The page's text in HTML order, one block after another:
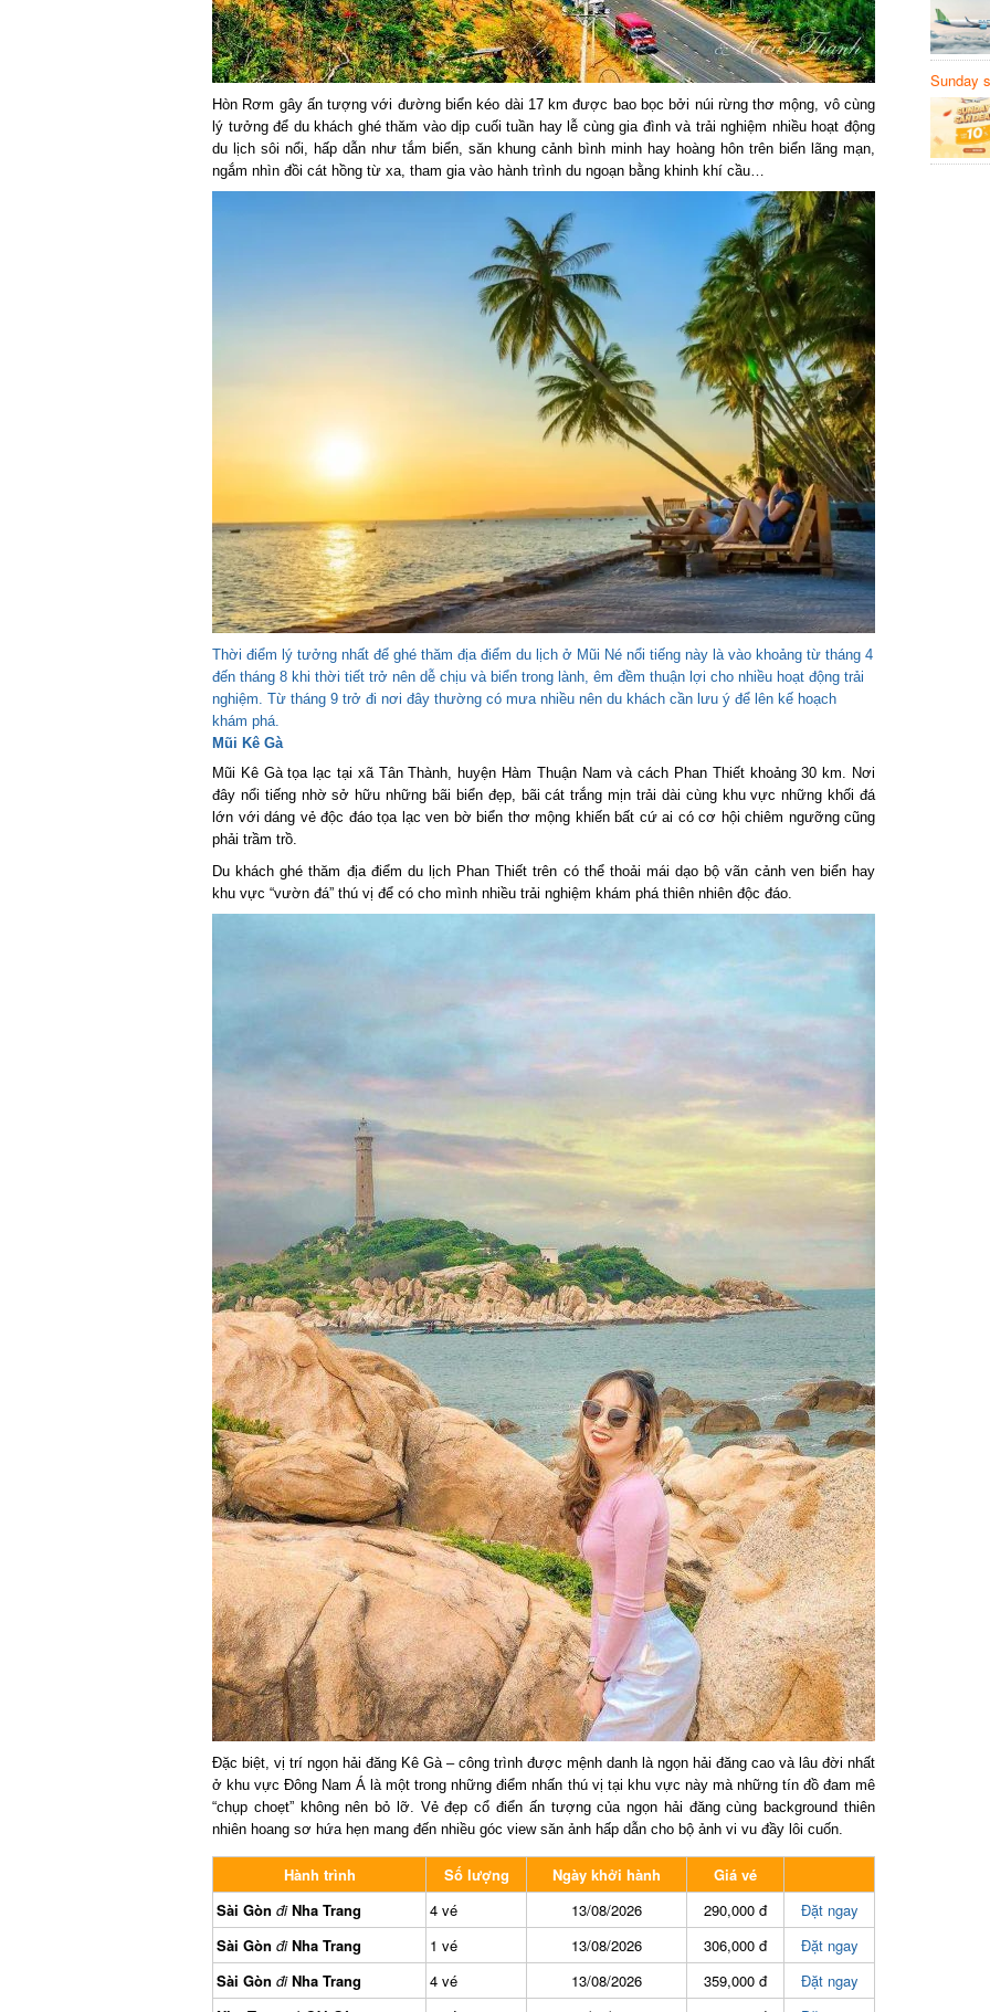
Hòn Rơm gây ấn tượng với đường biển kéo dài 17 km được bao bọc bởi núi rừng thơ mộng, vô cùng
lý tưởng để du khách ghé thăm vào dịp cuối tuần hay lễ cùng gia đình và trải nghiệm nhiều hoạt động
du lịch sôi nổi, hấp dẫn như tắm biển, săn khung cảnh bình minh hay hoàng hôn trên biển lãng mạn,
ngắm nhìn đồi cát hồng từ xa, tham gia vào hành trình du ngoạn bằng khinh khí cầu…
Thời điểm lý tưởng nhất để ghé thăm địa điểm du lịch ở Mũi Né nổi tiếng này là vào khoảng từ tháng 4
đến tháng 8 khi thời tiết trở nên dễ chịu và biển trong lành, êm đềm thuận lợi cho nhiều hoạt động trải
nghiệm. Từ tháng 9 trở đi nơi đây thường có mưa nhiều nên du khách cần lưu ý để lên kế hoạch
khám phá.
Mũi Kê Gà
Mũi Kê Gà tọa lạc tại xã Tân Thành, huyện Hàm Thuận Nam và cách Phan Thiết khoảng 30 km. Nơi
đây nổi tiếng nhờ sở hữu những bãi biển đẹp, bãi cát trắng mịn trải dài cùng khu vực những khối đá
lớn với dáng vẻ độc đáo tọa lạc ven bờ biển thơ mộng khiến bất cứ ai có cơ hội chiêm ngưỡng cũng
phải trầm trồ.
Du khách ghé thăm địa điểm du lịch Phan Thiết trên có thể thoải mái dạo bộ vãn cảnh ven biển hay
khu vực “vườn đá” thú vị để có cho mình nhiều trải nghiệm khám phá thiên nhiên độc đáo.
Đặc biệt, vị trí ngọn hải đăng Kê Gà – công trình được mệnh danh là ngọn hải đăng cao và lâu đời nhất
ở khu vực Đông Nam Á là một trong những điểm nhấn thú vị tại khu vực này mà những tín đồ đam mê
“chụp choẹt” không nên bỏ lỡ. Vẻ đẹp cổ điển ấn tượng của ngọn hải đăng cùng background thiên
nhiên hoang sơ hứa hẹn mang đến nhiều góc view săn ảnh hấp dẫn cho bộ ảnh vi vu đầy lôi cuốn.
Hành trình Số lượng Ngày khởi hành
Giá vé
Sài Gòn đi Nha Trang 4 vé 13/08/2026 290,000 đ
Đặt ngay
Sài Gòn đi Nha Trang 1 vé 13/08/2026 306,000 đ
Đặt ngay
Sài Gòn đi Nha Trang 4 vé 13/08/2026 359,000 đ
Đặt ngay
Sunday